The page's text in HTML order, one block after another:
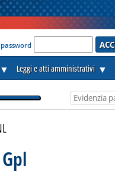
accedere'
password
▼ Leggi e atti amministrativi ▼